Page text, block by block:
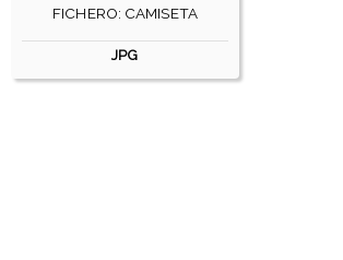
FICHERO: CAMISETA
JPG